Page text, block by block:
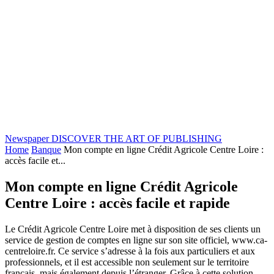
Newspaper DISCOVER THE ART OF PUBLISHING
Home Banque Mon compte en ligne Crédit Agricole Centre Loire :
accès facile et...
Mon compte en ligne Crédit Agricole
Centre Loire : accès facile et rapide
Le Crédit Agricole Centre Loire met à disposition de ses clients un
service de gestion de comptes en ligne sur son site officiel, www.ca-
centreloire.fr. Ce service s’adresse à la fois aux particuliers et aux
professionnels, et il est accessible non seulement sur le territoire